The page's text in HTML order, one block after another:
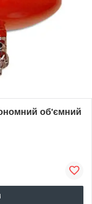
об'ємний